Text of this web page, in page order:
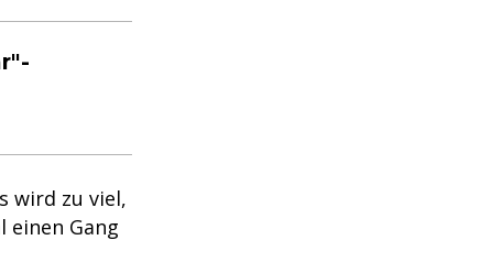
wird zu viel,
einen Gang